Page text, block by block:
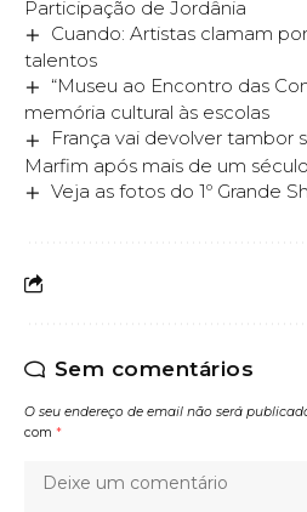
Participação de Jordânia
Cuando: Artistas clamam
talentos
“Museu ao Encontro das
memória cultural às escolas
França vai devolver tambor
Marfim após mais de um século
Veja as fotos do 1º Grande
Sem comentários
O seu endereço de email não será
com *